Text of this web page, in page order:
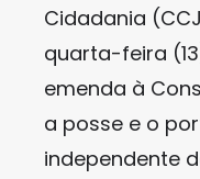
Cidadania
quarta-feira
emenda à
a posse e o
independente